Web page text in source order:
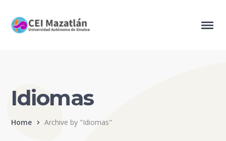
Idiomas
Home Archive by "Idiomas"